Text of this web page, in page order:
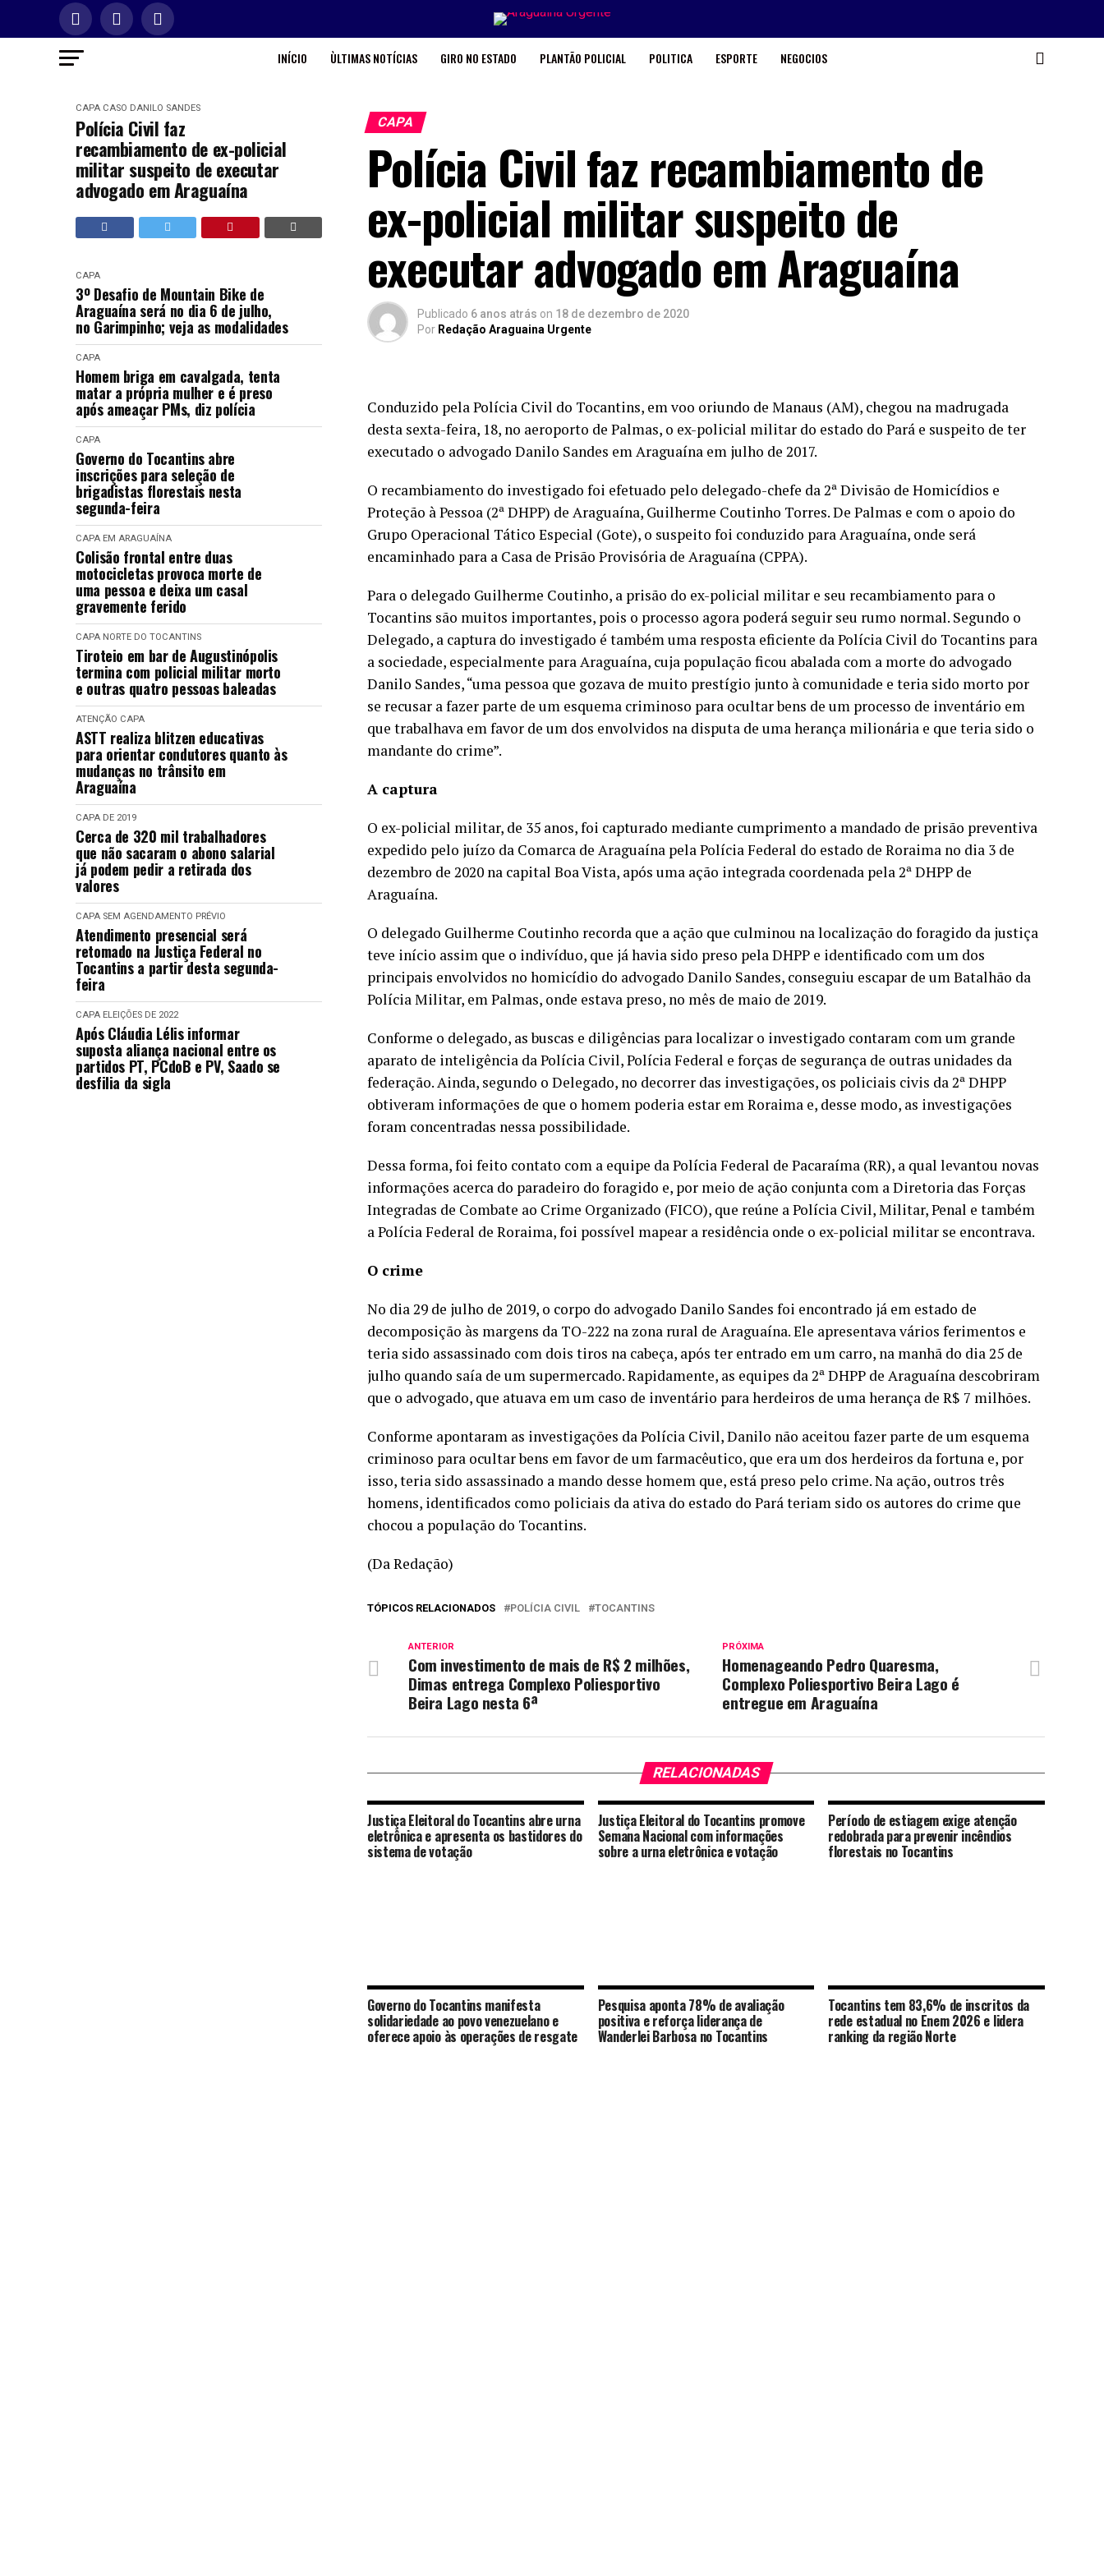
INÍCIO ÙLTIMAS NOTÍCIAS GIRO NO ESTADO PLANTÃO POLICIAL POLITICA ESPORTE NEGOCIOS
CAPA CASO DANILO SANDES
Polícia Civil faz
recambiamento de ex-policial
militar suspeito de executar
advogado em Araguaína
CAPA
3º Desafio de Mountain Bike de
Araguaína será no dia 6 de julho,
no Garimpinho; veja as modalidades
CAPA
Homem briga em cavalgada, tenta
matar a própria mulher e é preso
após ameaçar PMs, diz polícia
CAPA
Governo do Tocantins abre
inscrições para seleção de
brigadistas florestais nesta
segunda-feira
CAPA EM ARAGUAÍNA
Colisão frontal entre duas
motocicletas provoca morte de
uma pessoa e deixa um casal
gravemente ferido
CAPA NORTE DO TOCANTINS
Tiroteio em bar de Augustinópolis
termina com policial militar morto
e outras quatro pessoas baleadas
ATENÇÃO CAPA
ASTT realiza blitzen educativas
para orientar condutores quanto às
mudanças no trânsito em
Araguaína
CAPA DE 2019
Cerca de 320 mil trabalhadores
que não sacaram o abono salarial
já podem pedir a retirada dos
valores
CAPA SEM AGENDAMENTO PRÉVIO
Atendimento presencial será
retomado na Justiça Federal no
Tocantins a partir desta segunda-
feira
CAPA ELEIÇÕES DE 2022
Após Cláudia Lélis informar
suposta aliança nacional entre os
partidos PT, PCdoB e PV, Saado se
desfilia da sigla
CAPA
Polícia Civil faz recambiamento de
ex-policial militar suspeito de
executar advogado em Araguaína
Publicado 6 anos atrás on 18 de dezembro de 2020
Por Redação Araguaina Urgente
Conduzido pela Polícia Civil do Tocantins, em voo oriundo de Manaus (AM), chegou na madrugada
desta sexta-feira, 18, no aeroporto de Palmas, o ex-policial militar do estado do Pará e suspeito de ter
executado o advogado Danilo Sandes em Araguaína em julho de 2017.
O recambiamento do investigado foi efetuado pelo delegado-chefe da 2ª Divisão de Homicídios e
Proteção à Pessoa (2ª DHPP) de Araguaína, Guilherme Coutinho Torres. De Palmas e com o apoio do
Grupo Operacional Tático Especial (Gote), o suspeito foi conduzido para Araguaína, onde será
encaminhado para a Casa de Prisão Provisória de Araguaína (CPPA).
Para o delegado Guilherme Coutinho, a prisão do ex-policial militar e seu recambiamento para o
Tocantins são muitos importantes, pois o processo agora poderá seguir seu rumo normal. Segundo o
Delegado, a captura do investigado é também uma resposta eficiente da Polícia Civil do Tocantins para
a sociedade, especialmente para Araguaína, cuja população ficou abalada com a morte do advogado
Danilo Sandes, “uma pessoa que gozava de muito prestígio junto à comunidade e teria sido morto por
se recusar a fazer parte de um esquema criminoso para ocultar bens de um processo de inventário em
que trabalhava em favor de um dos envolvidos na disputa de uma herança milionária e que teria sido o
mandante do crime”.
A captura
O ex-policial militar, de 35 anos, foi capturado mediante cumprimento a mandado de prisão preventiva
expedido pelo juízo da Comarca de Araguaína pela Polícia Federal do estado de Roraima no dia 3 de
dezembro de 2020 na capital Boa Vista, após uma ação integrada coordenada pela 2ª DHPP de
Araguaína.
O delegado Guilherme Coutinho recorda que a ação que culminou na localização do foragido da justiça
teve início assim que o indivíduo, que já havia sido preso pela DHPP e identificado com um dos
principais envolvidos no homicídio do advogado Danilo Sandes, conseguiu escapar de um Batalhão da
Polícia Militar, em Palmas, onde estava preso, no mês de maio de 2019.
Conforme o delegado, as buscas e diligências para localizar o investigado contaram com um grande
aparato de inteligência da Polícia Civil, Polícia Federal e forças de segurança de outras unidades da
federação. Ainda, segundo o Delegado, no decorrer das investigações, os policiais civis da 2ª DHPP
obtiveram informações de que o homem poderia estar em Roraima e, desse modo, as investigações
foram concentradas nessa possibilidade.
Dessa forma, foi feito contato com a equipe da Polícia Federal de Pacaraíma (RR), a qual levantou novas
informações acerca do paradeiro do foragido e, por meio de ação conjunta com a Diretoria das Forças
Integradas de Combate ao Crime Organizado (FICO), que reúne a Polícia Civil, Militar, Penal e também
a Polícia Federal de Roraima, foi possível mapear a residência onde o ex-policial militar se encontrava.
O crime
No dia 29 de julho de 2019, o corpo do advogado Danilo Sandes foi encontrado já em estado de
decomposição às margens da TO-222 na zona rural de Araguaína. Ele apresentava vários ferimentos e
teria sido assassinado com dois tiros na cabeça, após ter entrado em um carro, na manhã do dia 25 de
julho quando saía de um supermercado. Rapidamente, as equipes da 2ª DHPP de Araguaína descobriram
que o advogado, que atuava em um caso de inventário para herdeiros de uma herança de R$ 7 milhões.
Conforme apontaram as investigações da Polícia Civil, Danilo não aceitou fazer parte de um esquema
criminoso para ocultar bens em favor de um farmacêutico, que era um dos herdeiros da fortuna e, por
isso, teria sido assassinado a mando desse homem que, está preso pelo crime. Na ação, outros três
homens, identificados como policiais da ativa do estado do Pará teriam sido os autores do crime que
chocou a população do Tocantins.
(Da Redação)
TÓPICOS RELACIONADOS POLÍCIA CIVIL TOCANTINS
PRÓXIMA
Homenageando Pedro Quaresma,
Complexo Poliesportivo Beira Lago é
entregue em Araguaína
ANTERIOR
Com investimento de mais de R$ 2 milhões,
Dimas entrega Complexo Poliesportivo
Beira Lago nesta 6ª
RELACIONADAS
Justiça Eleitoral do Tocantins abre urna
eletrônica e apresenta os bastidores do
sistema de votação
Justiça Eleitoral do Tocantins promove
Semana Nacional com informações
sobre a urna eletrônica e votação
Período de estiagem exige atenção
redobrada para prevenir incêndios
florestais no Tocantins
Governo do Tocantins manifesta
solidariedade ao povo venezuelano e
oferece apoio às operações de resgate
Pesquisa aponta 78% de avaliação
positiva e reforça liderança de
Wanderlei Barbosa no Tocantins
Tocantins tem 83,6% de inscritos da
rede estadual no Enem 2026 e lidera
ranking da região Norte